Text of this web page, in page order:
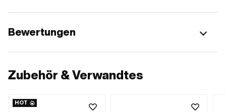
Bewertungen
Zubehör & Verwandtes
HOT